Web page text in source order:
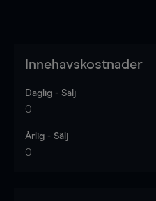
Innehavskostnader
Daglig - Sälj
0
Årlig - Sälj
0